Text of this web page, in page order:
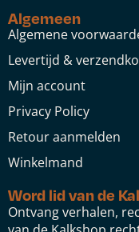
Algemeen
Algemene
Levertijd &
Mijn account
Privacy Policy
Retour aanmelden
Winkelmand
Word lid van de
Ontvang verhalen,